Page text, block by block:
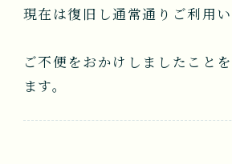
CONTACT
現在は復旧し通常通りご利用い
ご不便をおかけしましたこと
ます。